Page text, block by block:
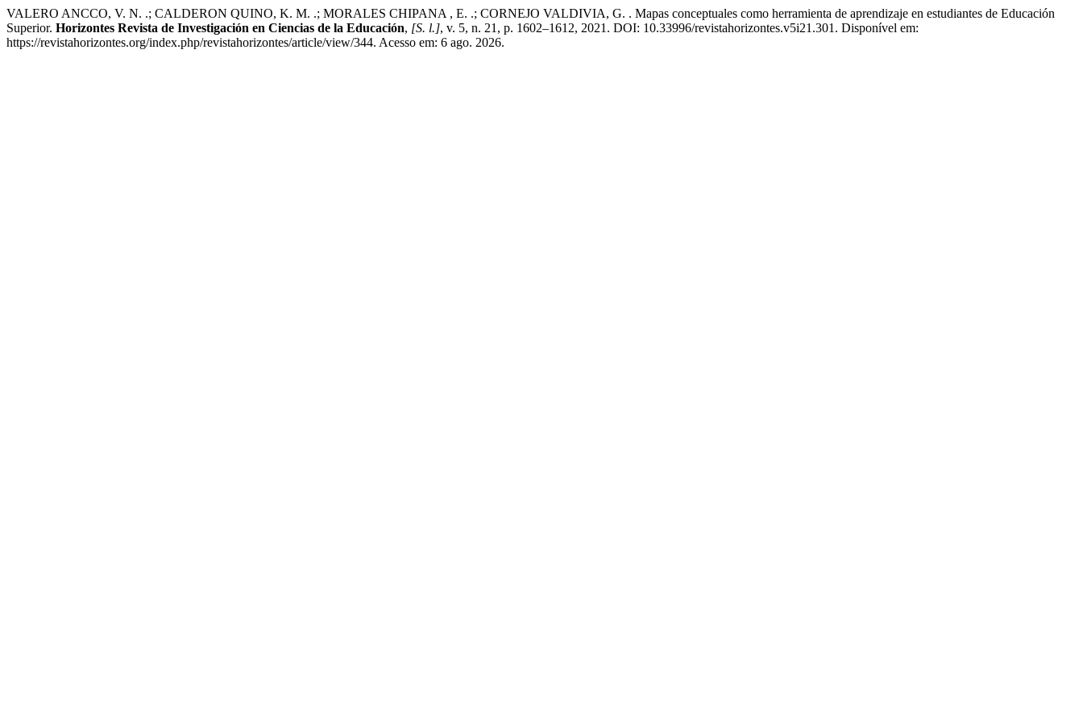
VALERO ANCCO, V. N. .; CALDERON QUINO, K. M. .; MORALES CHIPANA , E. .; CORNEJO VALDIVIA, G. . Mapas conceptuales como herramienta de aprendizaje en estudiantes de Educación
Superior. Horizontes Revista de Investigación en Ciencias de la Educación, [S. l.], v. 5, n. 21, p. 1602–1612, 2021. DOI: 10.33996/revistahorizontes.v5i21.301. Disponível em:
https://revistahorizontes.org/index.php/revistahorizontes/article/view/344. Acesso em: 6 ago. 2026.